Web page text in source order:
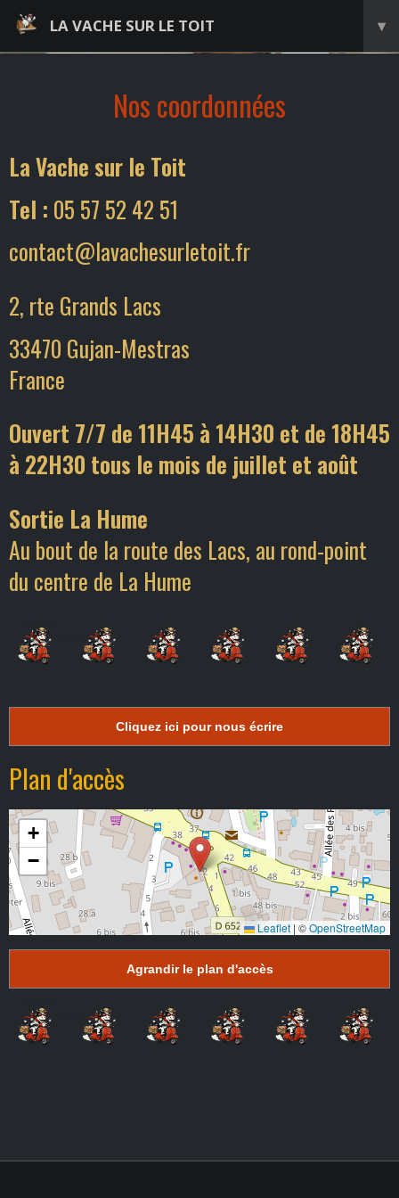
LA VACHE SUR LE TOIT ▾
Nos coordonnées
La Vache sur le Toit
Tel : 05 57 52 42 51
contact@lavachesurletoit.fr
2, rte Grands Lacs
33470 Gujan-Mestras
France
Ouvert 7/7 de 11H45 à 14H30 et de 18H45
à 22H30 tous le mois de juillet et août
Sortie La Hume
Au bout de la route des Lacs, au rond-point
du centre de La Hume
Cliquez ici pour nous écrire
Plan d'accès
+
−
Leaflet | ©OpenStreetMap
Agrandir le plan d'accès